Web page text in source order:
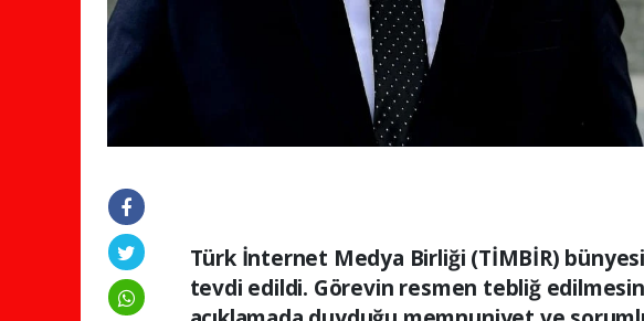
Türk İnternet Medya Birliği (TİMBİR)
tevdi edildi. Görevin resmen tebliğ